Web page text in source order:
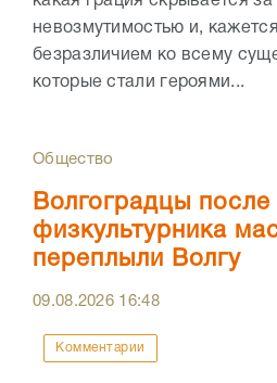
невозмутимостью и,
безразличием ко всему
которые стали героями...
Общество
Волгоградцы
физкультурника
переплыли Волгу
09.08.2026 16:48
Комментарии